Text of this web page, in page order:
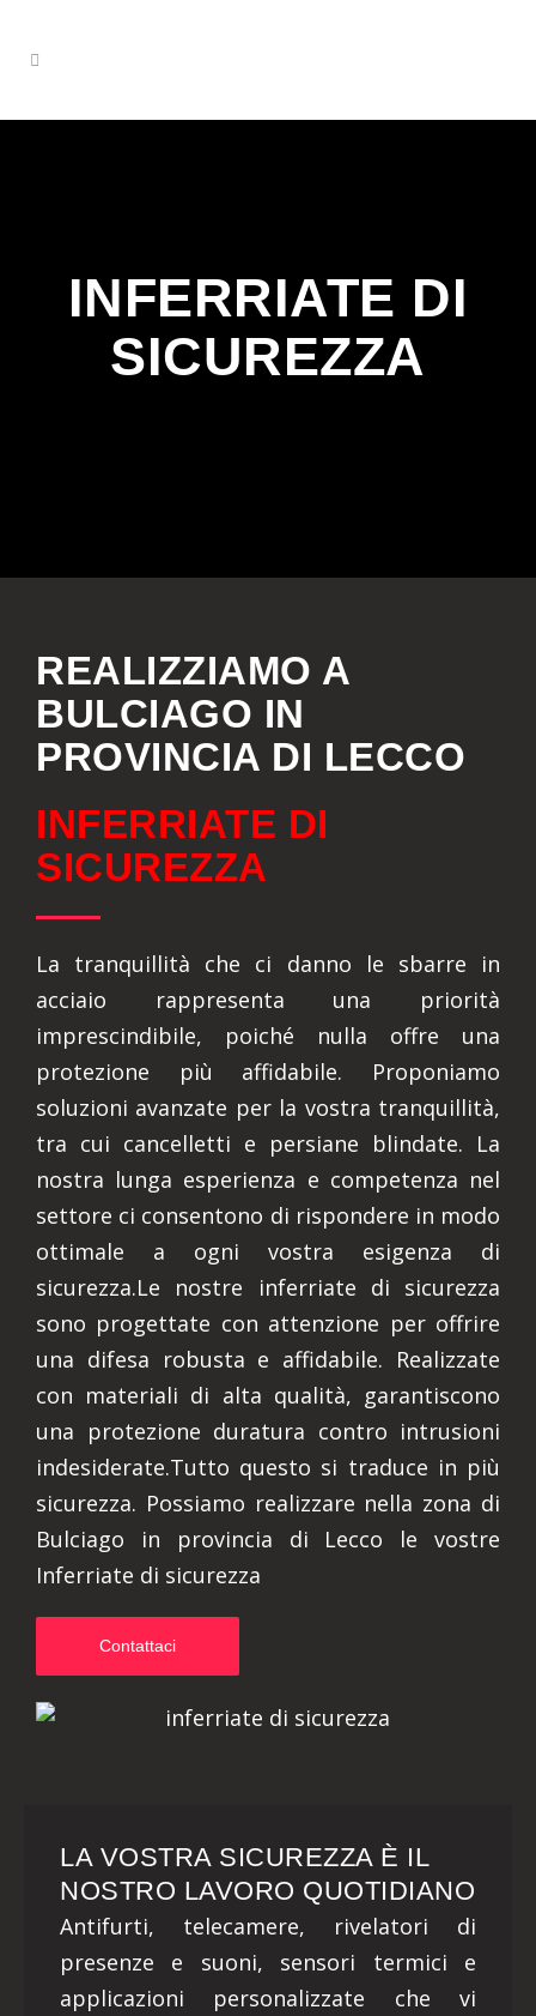
INFERRIATE DI
SICUREZZA
REALIZZIAMO A
BULCIAGO IN
PROVINCIA DI LECCO
INFERRIATE DI
SICUREZZA
La tranquillità che ci danno le sbarre in
acciaio rappresenta una priorità
imprescindibile, poiché nulla offre una
protezione più affidabile. Proponiamo
soluzioni avanzate per la vostra tranquillità,
tra cui cancelletti e persiane blindate. La
nostra lunga esperienza e competenza nel
settore ci consentono di rispondere in modo
ottimale a ogni vostra esigenza di
sicurezza.Le nostre inferriate di sicurezza
sono progettate con attenzione per offrire
una difesa robusta e affidabile. Realizzate
con materiali di alta qualità, garantiscono
una protezione duratura contro intrusioni
indesiderate.Tutto questo si traduce in più
sicurezza. Possiamo realizzare nella zona di
Bulciago in provincia di Lecco le vostre
Inferriate di sicurezza
Contattaci
LA VOSTRA SICUREZZA È IL
NOSTRO LAVORO QUOTIDIANO
Antifurti, telecamere, rivelatori di
presenze e suoni, sensori termici e
applicazioni personalizzate che vi